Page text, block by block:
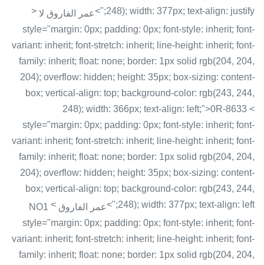
248); width: 377px; text-align: justify;">
عمر الفاروق لا <
style="margin: 0px; padding: 0px; font-style: inherit; font-
variant: inherit; font-stretch: inherit; line-height: inherit; font-
family: inherit; float: none; border: 1px solid rgb(204, 204,
204); overflow: hidden; height: 35px; box-sizing: content-
box; vertical-align: top; background-color: rgb(243, 244,
248); width: 366px; text-align: left;">0R-8633 <
style="margin: 0px; padding: 0px; font-style: inherit; font-
variant: inherit; font-stretch: inherit; line-height: inherit; font-
family: inherit; float: none; border: 1px solid rgb(204, 204,
204); overflow: hidden; height: 35px; box-sizing: content-
box; vertical-align: top; background-color: rgb(243, 244,
248); width: 377px; text-align: left;">
عمر الفاروق NO1 <
style="margin: 0px; padding: 0px; font-style: inherit; font-
variant: inherit; font-stretch: inherit; line-height: inherit; font-
family: inherit; float: none; border: 1px solid rgb(204, 204,